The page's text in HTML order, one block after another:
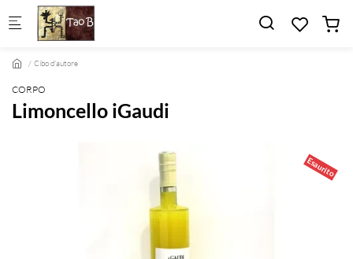
Skip to main content
Cibo d'autore
CORPO
Limoncello iGaudi
Esaurito